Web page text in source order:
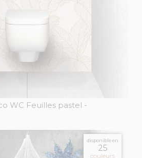
WC Feuilles pastel -
disponible en
25
couleurs